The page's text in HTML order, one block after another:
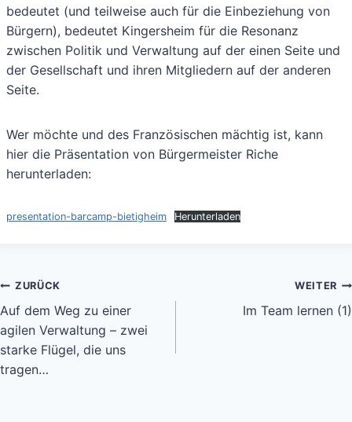
bedeutet (und teilweise auch für die Einbeziehung von
Bürgern), bedeutet Kingersheim für die Resonanz
zwischen Politik und Verwaltung auf der einen Seite und
der Gesellschaft und ihren Mitgliedern auf der anderen
Seite.
Wer möchte und des Französischen mächtig ist, kann
hier die Präsentation von Bürgermeister Riche
herunterladen:
presentation-barcamp-bietigheim Herunterladen
Beitragsnavigation
ZURÜCK
Auf dem Weg zu einer
agilen Verwaltung – zwei
starke Flügel, die uns
tragen…
WEITER
Im Team lernen (1)